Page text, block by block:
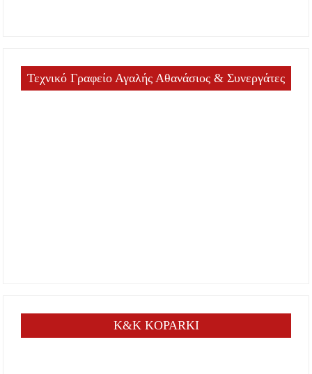
Τεχνικό Γραφείο Αγαλής Αθανάσιος & Συνεργάτες
K&K KOPARKI